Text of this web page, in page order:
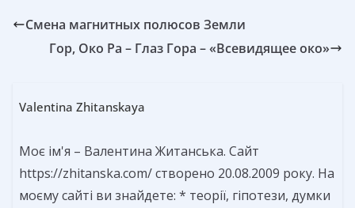
Смена магнитных полюсов Земли
Гор, Око Ра – Глаз Гора – «Всевидящее око»
Valentina Zhitanskaya
Моє ім'я – Валентина Житанська. Сайт
https://zhitanska.com/ створено 20.08.2009 року. На
моєму сайті ви знайдете: * теорії, гіпотези, думки